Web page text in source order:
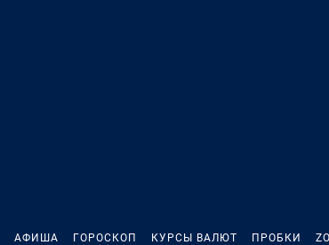
АФИША ГОРОСКОП КУРСЫ ВАЛЮТ ПРОБКИ